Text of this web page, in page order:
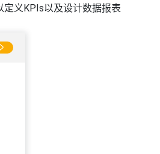
定义KPIs以及设计数据报表